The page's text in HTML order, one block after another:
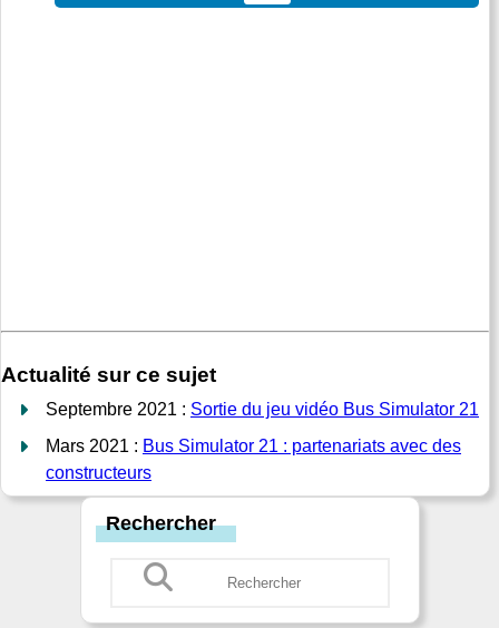
Actualité sur ce sujet
Septembre 2021 : Sortie du jeu vidéo Bus Simulator 21
Mars 2021 : Bus Simulator 21 : partenariats avec des
constructeurs
Rechercher